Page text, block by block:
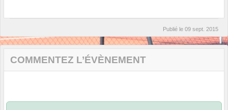
Publié le 09 sept. 2015
COMMENTEZ L’ÉVÈNEMENT